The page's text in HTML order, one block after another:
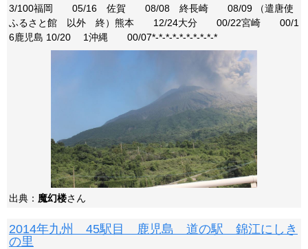
3/100福岡 05/16 佐賀 08/08 終長崎 08/09 （遣唐使
ふるさと館 以外 終）熊本 12/24大分 00/22宮崎 00/1
6鹿児島 10/20 1沖縄 00/07*-*-*-*-*-*-*-*-*-*
出典： 魔幻楼さん
2014年九州 45駅目 鹿児島 道の駅 錦江にしき
の里